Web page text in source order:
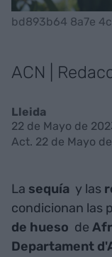
bd893b64 8a7e
ACN |
Lleida
22 de Mayo de
Act. 22 de Mayo
La sequía y las
condicionan las
de hueso de
Departament